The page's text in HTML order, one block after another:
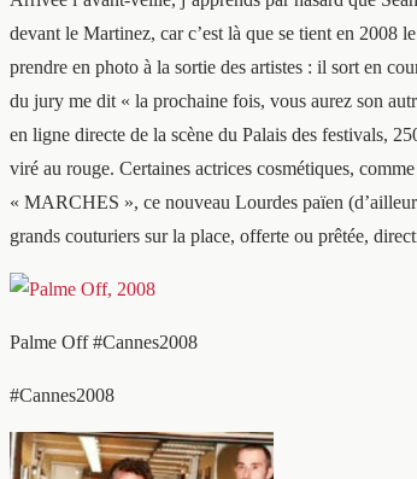
devant le Martinez, car c’est là que se tient en 2008
prendre en photo à la sortie des artistes : il sort en
du jury me dit « la prochaine fois, vous aurez son
en ligne directe de la scène du Palais des festivals,
viré au rouge. Certaines actrices cosmétiques,
« MARCHES », ce nouveau Lourdes païen
grands couturiers sur la place, offerte ou prêtée,
Palme Off #Cannes2008
#Cannes2008